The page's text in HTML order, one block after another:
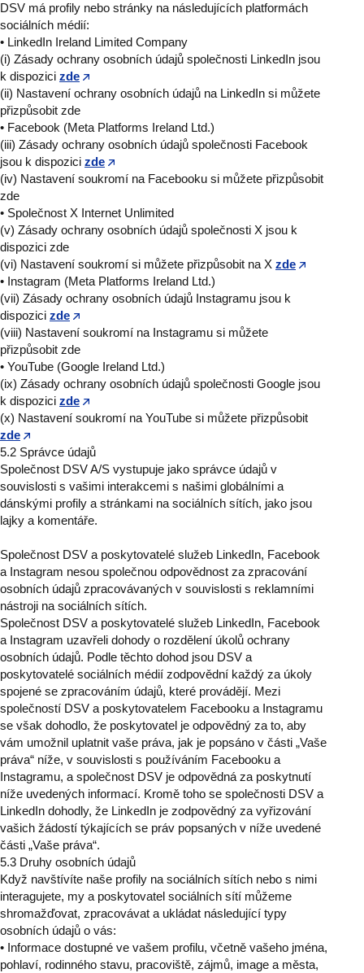
DSV má profily nebo stránky na následujících platformách
sociálních médií:
• LinkedIn Ireland Limited Company
(i) Zásady ochrany osobních údajů společnosti LinkedIn jsou
k dispozici zde
(ii) Nastavení ochrany osobních údajů na LinkedIn si můžete
přizpůsobit zde
• Facebook (Meta Platforms Ireland Ltd.)
(iii) Zásady ochrany osobních údajů společnosti Facebook
jsou k dispozici zde
(iv) Nastavení soukromí na Facebooku si můžete přizpůsobit
zde
• Společnost X Internet Unlimited
(v) Zásady ochrany osobních údajů společnosti X jsou k
dispozici zde
(vi) Nastavení soukromí si můžete přizpůsobit na X zde
• Instagram (Meta Platforms Ireland Ltd.)
(vii) Zásady ochrany osobních údajů Instagramu jsou k
dispozici zde
(viii) Nastavení soukromí na Instagramu si můžete
přizpůsobit zde
• YouTube (Google Ireland Ltd.)
(ix) Zásady ochrany osobních údajů společnosti Google jsou
k dispozici zde
(x) Nastavení soukromí na YouTube si můžete přizpůsobit
zde
5.2 Správce údajů
Společnost DSV A/S vystupuje jako správce údajů v
souvislosti s vašimi interakcemi s našimi globálními a
dánskými profily a stránkami na sociálních sítích, jako jsou
lajky a komentáře.
Společnost DSV a poskytovatelé služeb LinkedIn, Facebook
a Instagram nesou společnou odpovědnost za zpracování
osobních údajů zpracovávaných v souvislosti s reklamními
nástroji na sociálních sítích.
Společnost DSV a poskytovatelé služeb LinkedIn, Facebook
a Instagram uzavřeli dohody o rozdělení úkolů ochrany
osobních údajů. Podle těchto dohod jsou DSV a
poskytovatelé sociálních médií zodpovědní každý za úkoly
spojené se zpracováním údajů, které provádějí. Mezi
společností DSV a poskytovatelem Facebooku a Instagramu
se však dohodlo, že poskytovatel je odpovědný za to, aby
vám umožnil uplatnit vaše práva, jak je popsáno v části „Vaše
práva“ níže, v souvislosti s používáním Facebooku a
Instagramu, a společnost DSV je odpovědná za poskytnutí
níže uvedených informací. Kromě toho se společnosti DSV a
LinkedIn dohodly, že LinkedIn je zodpovědný za vyřizování
vašich žádostí týkajících se práv popsaných v níže uvedené
části „Vaše práva“.
5.3 Druhy osobních údajů
Když navštívíte naše profily na sociálních sítích nebo s nimi
interagujete, my a poskytovatel sociálních sítí můžeme
shromažďovat, zpracovávat a ukládat následující typy
osobních údajů o vás:
• Informace dostupné ve vašem profilu, včetně vašeho jména,
pohlaví, rodinného stavu, pracoviště, zájmů, image a města,